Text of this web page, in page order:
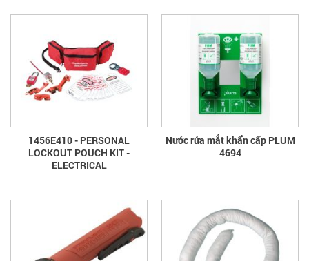
1456E410 - PERSONAL
LOCKOUT POUCH KIT -
ELECTRICAL
Nước rửa mắt khẩn cấp PLUM
4694